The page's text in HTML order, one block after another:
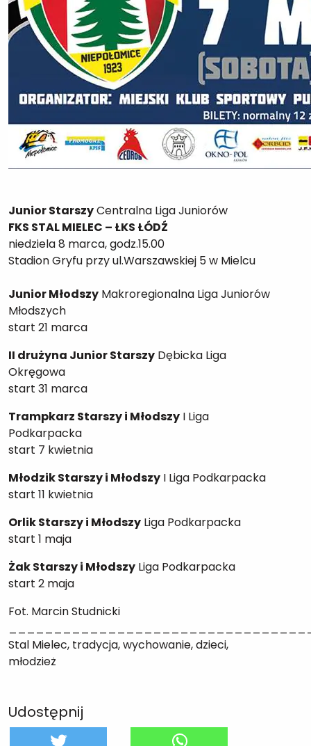
Junior StarszyCentralna Liga Juniorów
FKS STAL MIELEC – ŁKS ŁÓDŹ
niedziela 8 marca, godz.15.00
Stadion Gryfu przy ul.Warszawskiej 5 w Mielcu
Junior Młodszy Makroregionalna Liga Juniorów
Młodszych
start 21 marca
II drużyna Junior Starszy Dębicka Liga
Okręgowa
start 31 marca
Trampkarz Starszy i Młodszy I Liga
Podkarpacka
start 7 kwietnia
Młodzik Starszy i Młodszy I Liga Podkarpacka
start 11 kwietnia
Orlik Starszy i Młodszy Liga Podkarpacka
start 1 maja
Żak Starszy i Młodszy Liga Podkarpacka
start 2 maja
Fot. Marcin Studnicki
Stal Mielec, tradycja, wychowanie, dzieci,
młodzież
Udostępnij